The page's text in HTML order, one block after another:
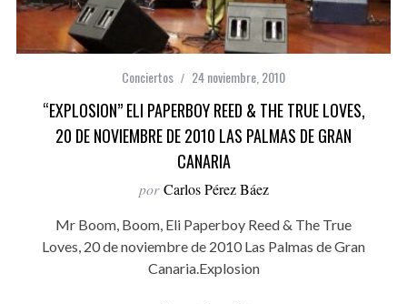
Conciertos 24 noviembre, 2010
“EXPLOSION” ELI PAPERBOY REED & THE TRUE LOVES,
20 DE NOVIEMBRE DE 2010 LAS PALMAS DE GRAN
CANARIA
por Carlos Pérez Báez
Mr Boom, Boom, Eli Paperboy Reed & The True
Loves, 20 de noviembre de 2010 Las Palmas de Gran
Canaria.Explosion